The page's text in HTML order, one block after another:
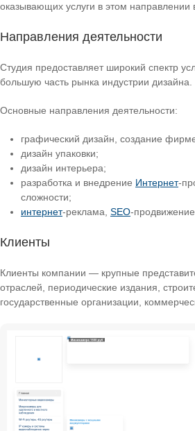
оказывающих услуги в этом направлении
Направления деятельности
Студия предоставляет широкий спектр
большую часть рынка индустрии дизайна.
Основные направления деятельности:
графический дизайн, создание
дизайн упаковки;
дизайн интерьера;
разработка и внедрение Интернет-
сложности;
интернет-реклама, SEO-
Клиенты
Клиенты компании — крупные
отраслей, периодические издания,
государственные организации,